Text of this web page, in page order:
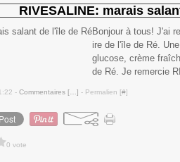
RIVESALINE: marais
Bonjour à tous! J'ai
ire de l'île de Ré.
glucose, crème
de Ré. Je remercie
- Commentaires [ ] - Permalien [#]
0 vote